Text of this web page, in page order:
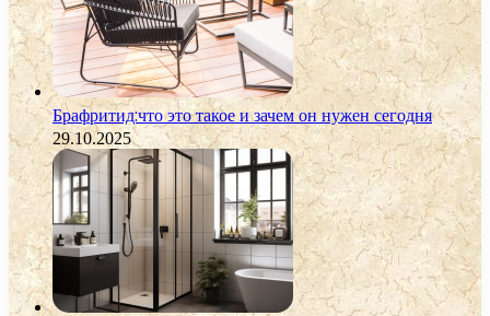
Брафритид:что это такое и зачем он нужен сегодня
29.10.2025